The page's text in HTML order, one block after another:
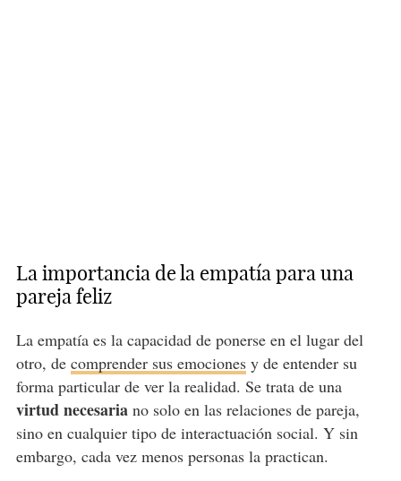
La importancia de la empatía para una
pareja feliz
La empatía es la capacidad de ponerse en el lugar del
otro, de comprender sus emocionesy de entender su
forma particular de ver la realidad. Se trata de una
virtud necesariano solo en las relaciones de pareja,
sino en cualquier tipo de interactuación social. Y sin
embargo, cada vez menos personas la practican.